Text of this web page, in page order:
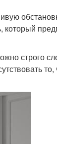
который
строго
то,